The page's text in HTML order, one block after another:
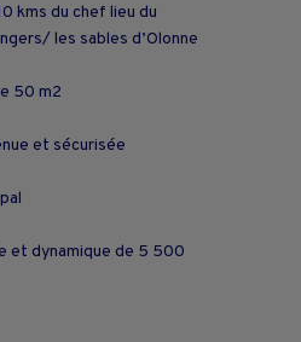
kms du chef lieu du
les sables d’Olonne
50 m2
et sécurisée
et dynamique de 5 500